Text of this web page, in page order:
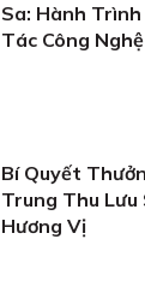
Sa: Hành
Tác Công Nghệ
Bí Quyết
Trung Thu
Hương Vị